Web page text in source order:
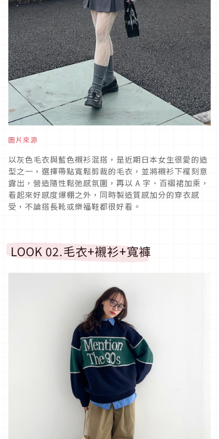
圖片來源
以灰色毛衣與藍色襯衫混搭，是近期日本女生很愛的造
型之一，選擇帶點寬鬆剪裁的毛衣，並將襯衫下襬刻意
露出，營造隨性鬆弛感氛圍，再以 A 字、百褶裙加乘，
看起來好感度爆棚之外，同時製造質感加分的穿衣感
受，不論搭長靴或樂福鞋都很好看。
LOOK 02.毛衣+襯衫+寬褲